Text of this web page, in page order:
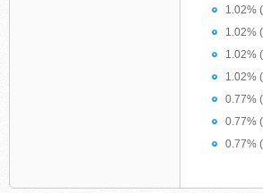
1.02%
1.02%
1.02%
1.02%
0.77%
0.77% (
0.77%